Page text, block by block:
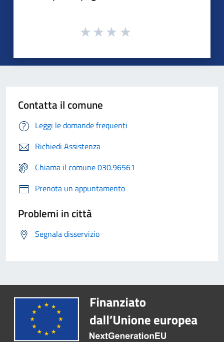
Contatta il comune
Leggi le domande frequenti
Richiedi Assistenza
Chiama il comune 030.96561
Prenota un appuntamento
Problemi in città
Segnala disservizio